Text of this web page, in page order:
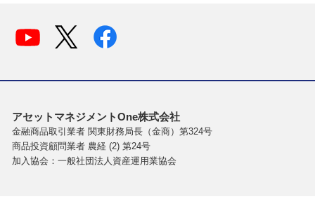
アセットマネジメントOne株式会社
金融商品取引業者 関東財務局長（金商）第324号
商品投資顧問業者 農経 (2) 第24号
加入協会：一般社団法人資産運用業協会